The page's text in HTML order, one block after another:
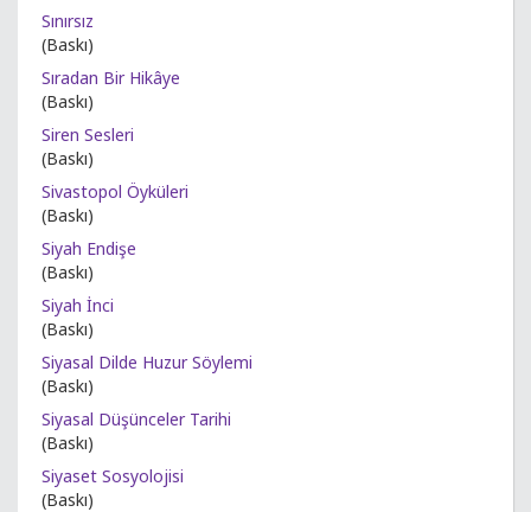
Sınırsız
(Baskı)
Sıradan Bir Hikâye
(Baskı)
Siren Sesleri
(Baskı)
Sivastopol Öyküleri
(Baskı)
Siyah Endişe
(Baskı)
Siyah İnci
(Baskı)
Siyasal Dilde Huzur Söylemi
(Baskı)
Siyasal Düşünceler Tarihi
(Baskı)
Siyaset Sosyolojisi
(Baskı)